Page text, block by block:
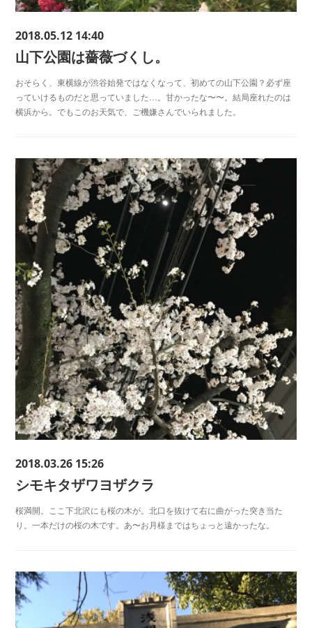
2018.05.12 14:40
山下公園は薔薇づくし。
おそらく、東横線が渋谷始発ではなくなって、初めての山下公園？必ず座
っていけるものだと思っていました…。甘かったな〜〜。結局座れたのは
横浜から。でもこのお天気で、ご機嫌さんでいられました。
2018.03.26 15:26
シモキタザワヨザクラ
桜満開。ここ下北沢にも桜の木が。北口を抜けて右に曲がった突き当た
り。一本だけの桜の木です。あ〜お月様まではちょっと遠かったな。